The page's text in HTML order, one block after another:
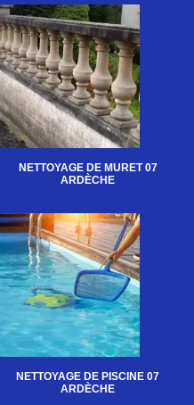
NETTOYAGE DE MURET 07
ARDÈCHE
NETTOYAGE DE PISCINE 07
ARDÈCHE